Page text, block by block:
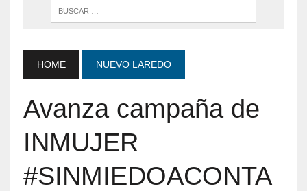
HOME NUEVO LAREDO
Avanza campaña de
INMUJER
#SINMIEDOACONTA